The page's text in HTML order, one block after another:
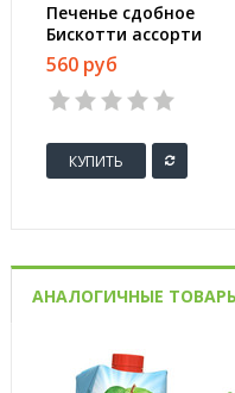
Печенье сдобное
Бискотти ассорти
345 г
560 руб
КУПИТЬ
АНАЛОГИЧНЫЕ